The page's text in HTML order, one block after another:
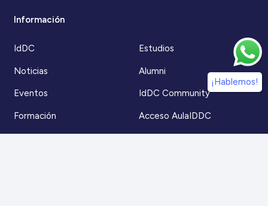
Información
IdDC
Noticias
Eventos
Formación
Estudios
Alumni
IdDC Community
Acceso AulaIDDC
¡Hablemos!